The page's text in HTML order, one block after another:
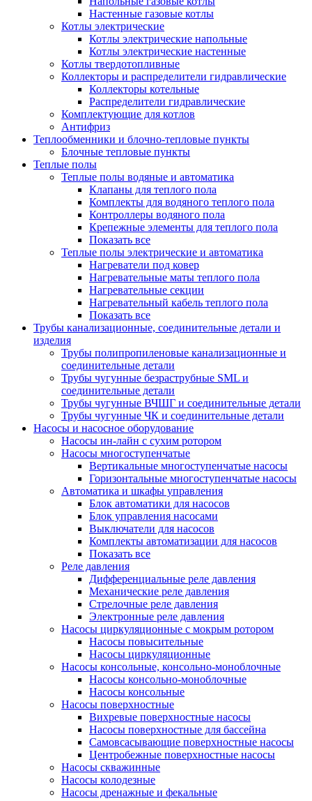
Настенные газовые котлы
Котлы электрические
Котлы электрические напольные
Котлы электрические настенные
Котлы твердотопливные
Коллекторы и распределители гидравлические
Коллекторы котельные
Распределители гидравлические
Комплектующие для котлов
Антифриз
Теплообменники и блочно-тепловые пункты
Блочные тепловые пункты
Теплые полы
Теплые полы водяные и автоматика
Клапаны для теплого пола
Комплекты для водяного теплого пола
Контроллеры водяного пола
Крепежные элементы для теплого пола
Показать все
Теплые полы электрические и автоматика
Нагреватели под ковер
Нагревательные маты теплого пола
Нагревательные секции
Нагревательный кабель теплого пола
Показать все
Трубы канализационные, соединительные детали и
изделия
Трубы полипропиленовые канализационные и
соединительные детали
Трубы чугунные безраструбные SML и
соединительные детали
Трубы чугунные ВЧШГ и соединительные детали
Трубы чугунные ЧК и соединительные детали
Насосы и насосное оборудование
Насосы ин-лайн с сухим ротором
Насосы многоступенчатые
Вертикальные многоступенчатые насосы
Горизонтальные многоступенчатые насосы
Автоматика и шкафы управления
Блок автоматики для насосов
Блок управления насосами
Выключатели для насосов
Комплекты автоматизации для насосов
Показать все
Реле давления
Дифференциальные реле давления
Механические реле давления
Стрелочные реле давления
Электронные реле давления
Насосы циркуляционные с мокрым ротором
Насосы повысительные
Насосы циркуляционные
Насосы консольные, консольно-моноблочные
Насосы консольно-моноблочные
Насосы консольные
Насосы поверхностные
Вихревые поверхностные насосы
Насосы поверхностные для бассейна
Самовсасывающие поверхностные насосы
Центробежные поверхностные насосы
Насосы скважинные
Насосы колодезные
Насосы дренажные и фекальные